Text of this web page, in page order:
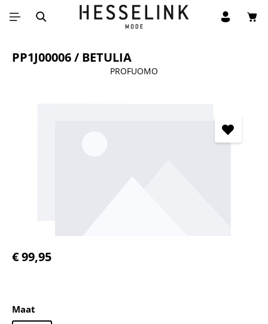
Ga naar de hoofdinhoud
PP1J00006 / BETULIA
PROFUOMO
Normale prijs:
€ 99,95
Selecteer
Maat